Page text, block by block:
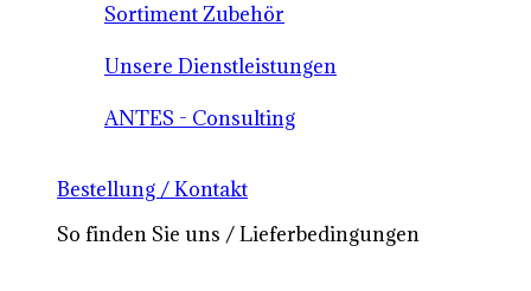
Sortiment Zubehör
Unsere Dienstleistungen
ANTES - Consulting
Bestellung / Kontakt
So finden Sie uns / Lieferbedingungen